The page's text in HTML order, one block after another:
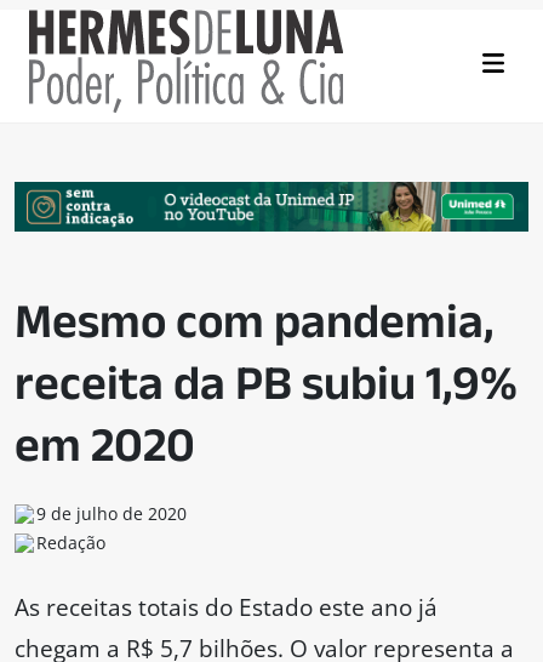
Mesmo com pandemia,
receita da PB subiu 1,9%
em 2020
9 de julho de 2020
Redação
As receitas totais do Estado este ano já
chegam a R$ 5,7 bilhões. O valor representa a